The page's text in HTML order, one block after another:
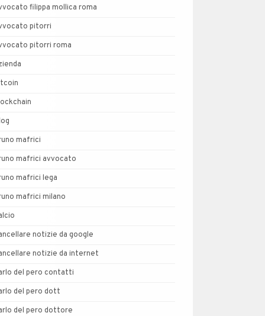
filippa mollica roma
pitorri
pitorri roma
mafrici
mafrici avvocato
mafrici lega
mafrici milano
notizie da google
notizie da internet
del pero contatti
del pero dott
del pero dottore